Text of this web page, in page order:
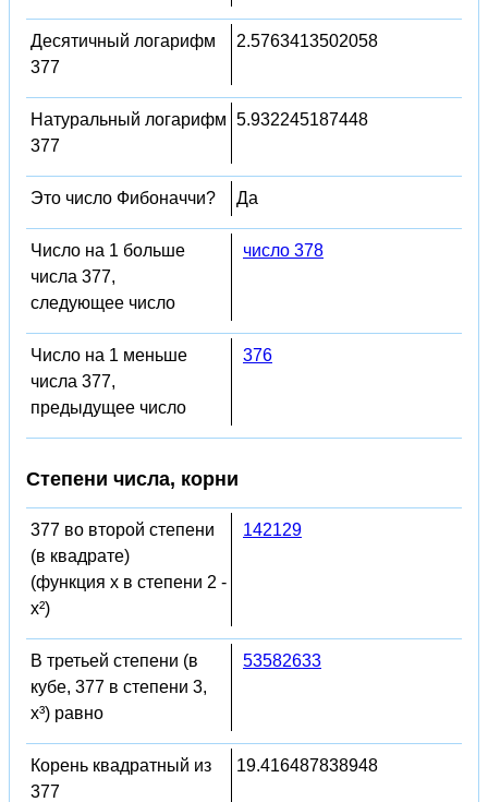
Десятичный логарифм
377
2.5763413502058
Натуральный логарифм
377
5.932245187448
Это число Фибоначчи? Да
Число на 1 больше
числа 377,
следующее число
число 378
Число на 1 меньше
числа 377,
предыдущее число
376
Степени числа, корни
377 во второй степени
(в квадрате)
(функция x в степени 2 -
x²)
142129
В третьей степени (в
кубе, 377 в степени 3,
x³) равно
53582633
Корень квадратный из
377
19.416487838948